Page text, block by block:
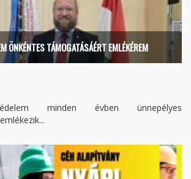
ÖNKÉNTES TÁMOGATÁSÁÉRT EMLÉKÉREM
minden évben ünnepélyes